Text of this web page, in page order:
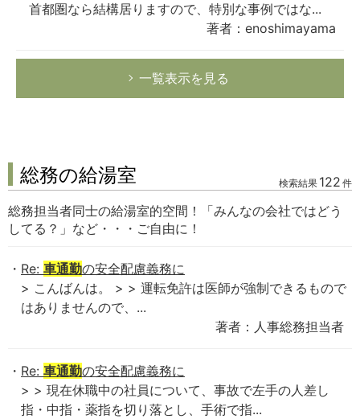
首都圏なら結構居りますので、特別な事例ではな...
著者：enoshimayama
一覧表示を見る
総務の給湯室 検索結果 122 件
総務担当者同士の給湯室的空間！「みんなの会社ではどう
してる？」など・・・ご自由に！
Re: 車通勤の安全配慮義務に
> こんばんは。 > > 運転免許は医師が強制できるもので
はありませんので、...
著者：人事総務担当者
Re: 車通勤の安全配慮義務に
> > 現在休職中の社員について、事故で左手の人差し
指・中指・薬指を切り落とし、手術で指...